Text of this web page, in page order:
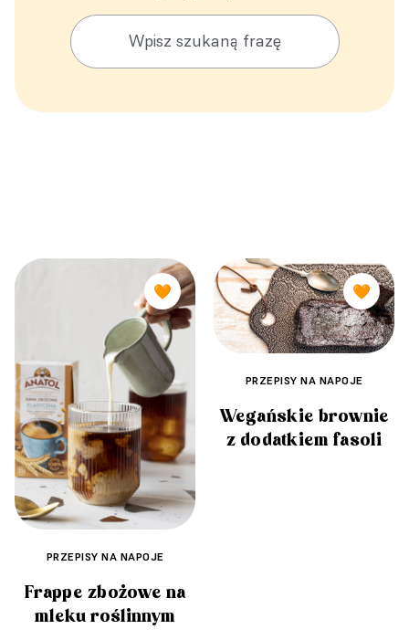
🧡
PRZEPISY NA NAPOJE
Frappe zbożowe na
mleku roślinnym
🧡
PRZEPISY NA NAPOJE
Wegańskie brownie
z dodatkiem fasoli